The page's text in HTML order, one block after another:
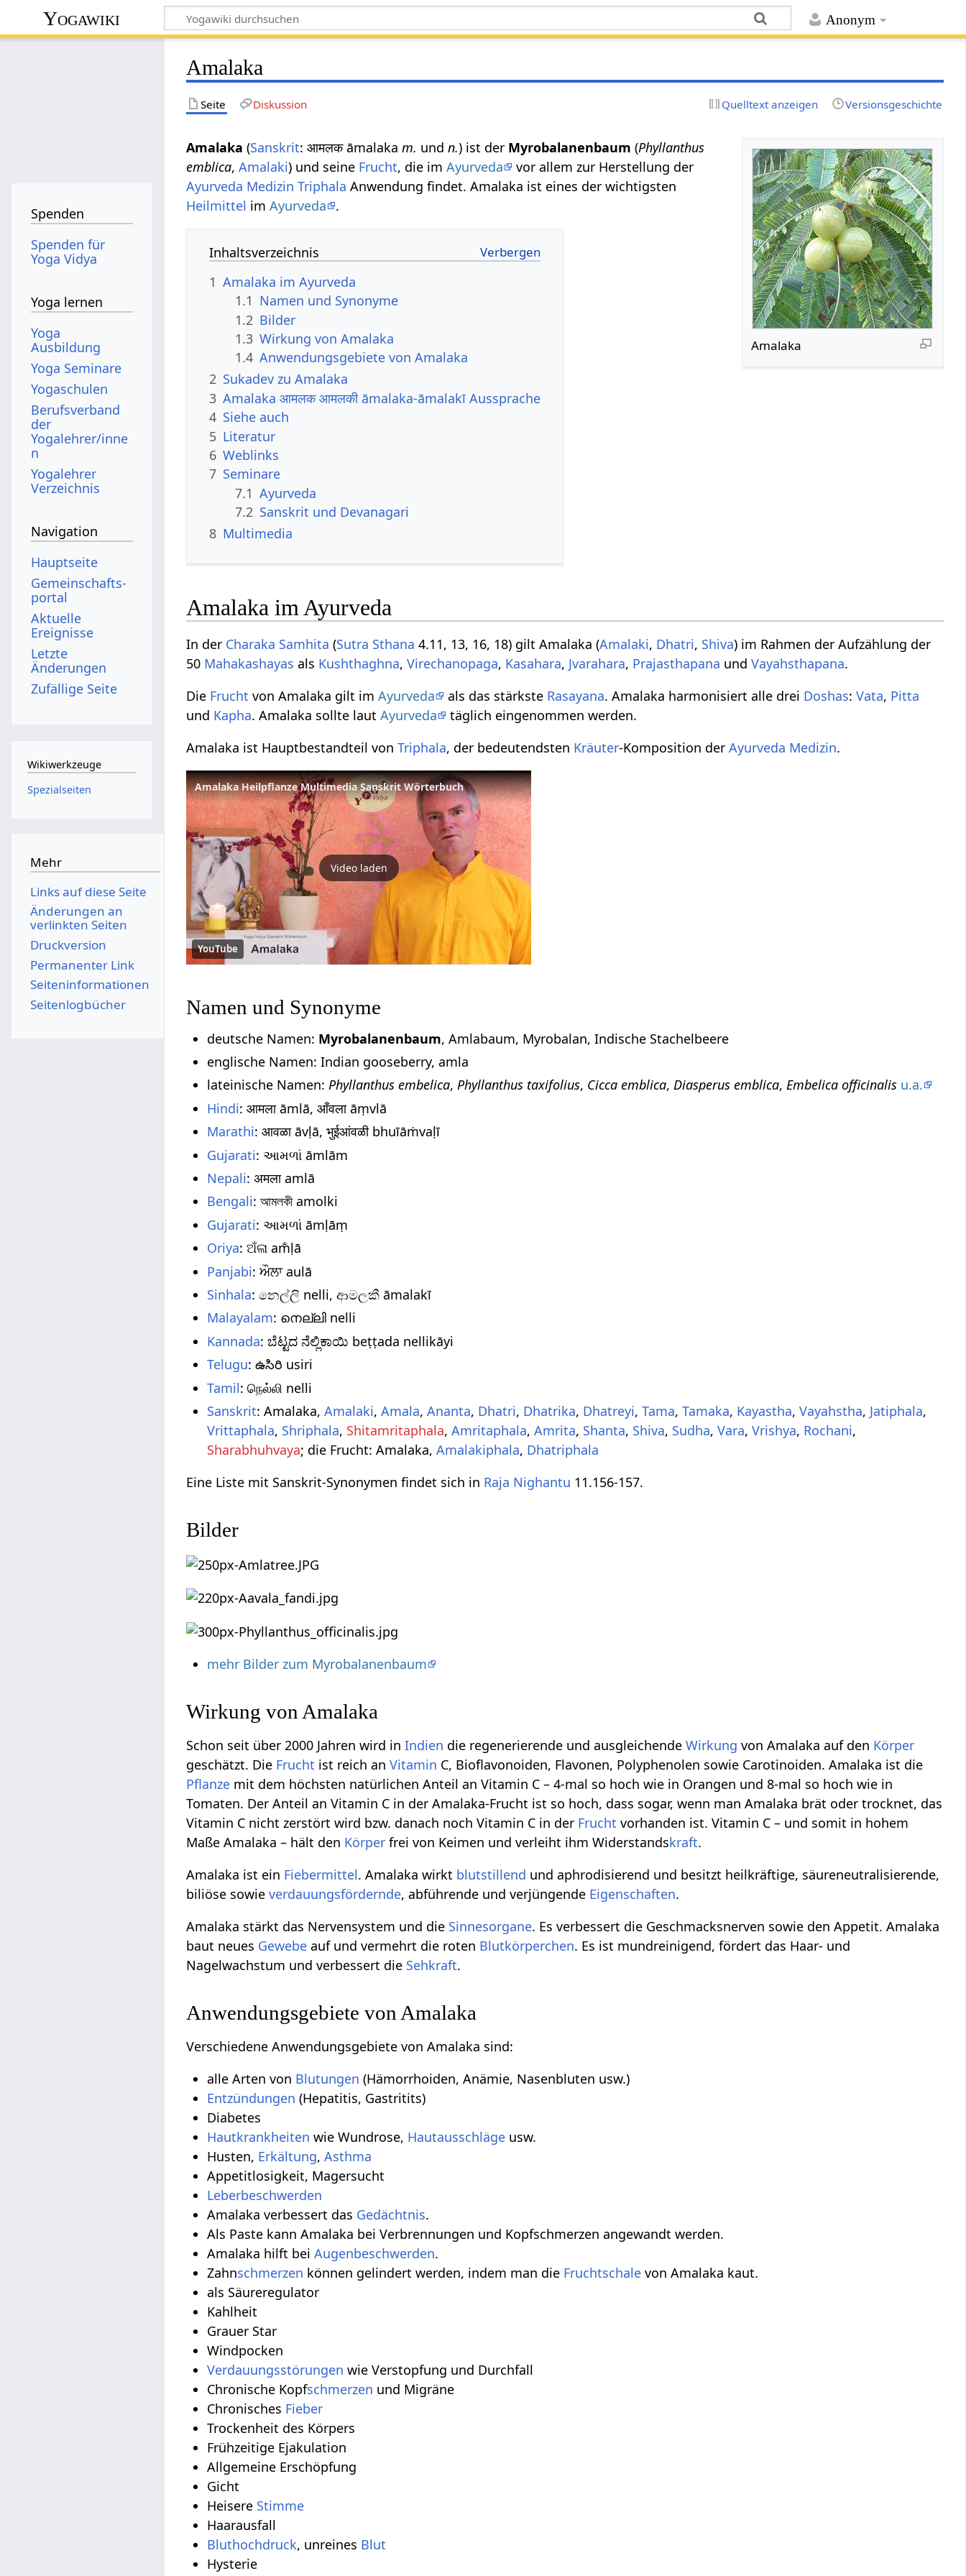
Anonym
Yogawiki
Amalaka
Seite Diskussion Quelltext anzeigen Versionsgeschichte
Amalaka
Amalaka (Sanskrit: आमलक āmalakam. undn.) ist der Myrobalanenbaum (Phyllanthus
emblica,Amalaki) und seine Frucht, die imAyurveda
vor allem zur Herstellung der
Ayurveda Medizin Triphala Anwendung findet. Amalaka ist eines der wichtigsten
Heilmittel imAyurveda .
Inhaltsverzeichnis
1 Amalaka im Ayurveda
1.1 Namen und Synonyme
1.2 Bilder
1.3 Wirkung von Amalaka
1.4 Anwendungsgebiete von Amalaka
2 Sukadev zu Amalaka
3 Amalaka आमलक आमलकी āmalaka-āmalakī Aussprache
4 Siehe auch
5 Literatur
6 Weblinks
7 Seminare
7.1 Ayurveda
7.2 Sanskrit und Devanagari
8 Multimedia
Amalaka im Ayurveda
In der Charaka Samhita (Sutra Sthana 4.11, 13, 16, 18) gilt Amalaka (Amalaki, Dhatri, Shiva) im Rahmen der Aufzählung der
50 Mahakashayas als Kushthaghna,Virechanopaga, Kasahara, Jvarahara, Prajasthapana undVayahsthapana.
Die Frucht von Amalaka gilt imAyurveda als das stärkste Rasayana. Amalaka harmonisiert alle drei Doshas:Vata, Pitta
und Kapha. Amalaka sollte lautAyurveda
täglich eingenommen werden.
Amalaka ist Hauptbestandteil vonTriphala, der bedeutendsten Kräuter-Komposition derAyurveda Medizin.
Amalaka Heilpflanze Multimedia Sanskrit Wörterbuch
Video laden
YouTube
Namen und Synonyme
deutsche Namen: Myrobalanenbaum, Amlabaum, Myrobalan, Indische Stachelbeere
englische Namen: Indian gooseberry, amla
lateinische Namen:Phyllanthus embelica,Phyllanthus taxifolius, Cicca emblica,Diasperus emblica,Embelica officinalis u.a.
Hindi: आमला āmlā, आँवला āṃvlā
Marathi: आवळा āvḷā, भुईआंवळी bhuīāṁvaḷī
Gujarati: આમળાં āmlām
Nepali: अमला amlā
Bengali: আমলকী amolki
Gujarati: આમળાં āmḷāṃ
Oriya: ଅଁଳା am̐ḷā
Panjabi: ਔਲਾ aulā
Sinhala: නෙල්ලි nelli, ආමලකී āmalakī
Malayalam: നെല്ലി nelli
Kannada: ಬೆಟ್ಟದ ನೆಲ್ಲಿಕಾಯಿ beṭṭada nellikāyi
Telugu: ఉసిరి usiri
Tamil: நெல்லி nelli
Sanskrit: Amalaka,Amalaki,Amala,Ananta, Dhatri, Dhatrika, Dhatreyi,Tama,Tamaka, Kayastha,Vayahstha, Jatiphala,
Vrittaphala, Shriphala, Shitamritaphala,Amritaphala,Amrita, Shanta, Shiva, Sudha,Vara,Vrishya, Rochani,
Sharabhuhvaya; die Frucht: Amalaka,Amalakiphala, Dhatriphala
Eine Liste mit Sanskrit-Synonymen findet sich in Raja Nighantu 11.156-157.
Bilder
mehr Bilder zum Myrobalanenbaum
Wirkung von Amalaka
Schon seit über 2000 Jahren wird inIndien die regenerierende und ausgleichendeWirkung von Amalaka auf den Körper
geschätzt. Die Frucht ist reich anVitamin C, Bioflavonoiden, Flavonen, Polyphenolen sowie Carotinoiden. Amalaka ist die
Pflanze mit dem höchsten natürlichen Anteil an Vitamin C – 4-mal so hoch wie in Orangen und 8-mal so hoch wie in
Tomaten. Der Anteil an Vitamin C in der Amalaka-Frucht ist so hoch, dass sogar, wenn man Amalaka brät oder trocknet, das
Vitamin C nicht zerstört wird bzw. danach noch Vitamin C in der Frucht vorhanden ist. Vitamin C – und somit in hohem
Maße Amalaka – hält den Körper frei von Keimen und verleiht ihm Widerstandskraft.
Amalaka ist ein Fiebermittel. Amalaka wirkt blutstillend und aphrodisierend und besitzt heilkräftige, säureneutralisierende,
biliöse sowieverdauungsfördernde, abführende und verjüngende Eigenschaften.
Amalaka stärkt das Nervensystem und die Sinnesorgane. Es verbessert die Geschmacksnerven sowie den Appetit. Amalaka
baut neues Gewebe auf und vermehrt die roten Blutkörperchen. Es ist mundreinigend, fördert das Haar- und
Nagelwachstum und verbessert die Sehkraft.
Anwendungsgebiete von Amalaka
Verschiedene Anwendungsgebiete von Amalaka sind:
alle Arten von Blutungen (Hämorrhoiden, Anämie, Nasenbluten usw.)
Entzündungen (Hepatitis, Gastritits)
Diabetes
Hautkrankheiten wie Wundrose, Hautausschläge usw.
Husten, Erkältung,Asthma
Appetitlosigkeit, Magersucht
Leberbeschwerden
Amalaka verbessert das Gedächtnis.
Als Paste kann Amalaka bei Verbrennungen und Kopfschmerzen angewandt werden.
Amalaka hilft beiAugenbeschwerden.
Zahnschmerzen können gelindert werden, indem man die Fruchtschale von Amalaka kaut.
als Säureregulator
Kahlheit
Grauer Star
Windpocken
Verdauungsstörungen wie Verstopfung und Durchfall
Chronische Kopfschmerzen und Migräne
Chronisches Fieber
Trockenheit des Körpers
Frühzeitige Ejakulation
Allgemeine Erschöpfung
Gicht
Heisere Stimme
Haarausfall
Bluthochdruck, unreines Blut
Hysterie
Spenden
Spenden für
Yoga Vidya
Yoga lernen
Yoga
Ausbildung
Yoga Seminare
Yogaschulen
Berufsverband
der
Yogalehrer/inne
n
Yogalehrer
Verzeichnis
Navigation
Hauptseite
Gemeinschafts­
portal
Aktuelle
Ereignisse
Letzte
Änderungen
Zufällige Seite
Wikiwerkzeuge
Spezialseiten
Mehr
Links auf diese Seite
Änderungen an
verlinkten Seiten
Druckversion
Permanenter Link
Seiten­­informationen
Seitenlogbücher